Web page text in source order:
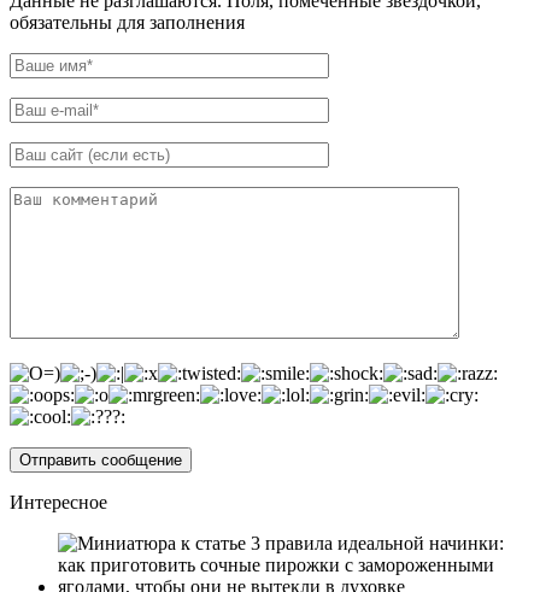
обязательны для заполнения
Интересное